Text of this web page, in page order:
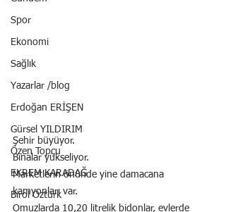
Spor
Ekonomi
Sağlık
Yazarlar /blog
Erdoğan ERİŞEN
Gürsel YILDIRIM
Özen Topçu
EKREM KARADAĞ
Birol Öztürk
Şehir büyüyor.
Binalar yükseliyor.
Marketlerin önünde yine damacana
kamyonları var.
Omuzlarda 10,20 litrelik bidonlar, evlerde